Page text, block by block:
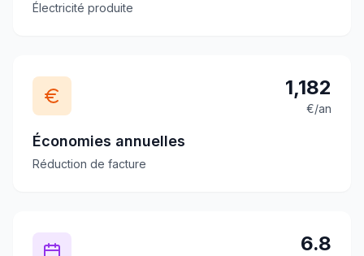
Électricité produite
1,182
€/an
Économies annuelles
Réduction de facture
6.8